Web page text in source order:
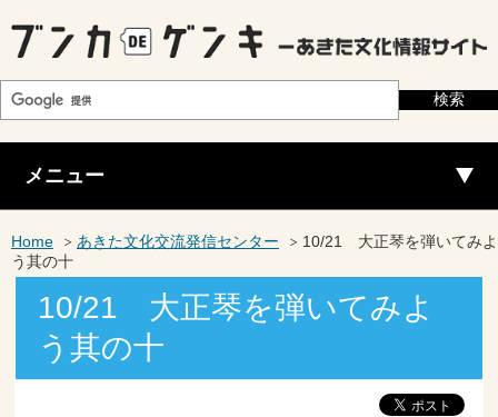
メニュー
Home あきた文化交流発信センター
10/21 大正琴を弾いてみよ
う其の十
10/21 大正琴を弾いてみよ
う其の十